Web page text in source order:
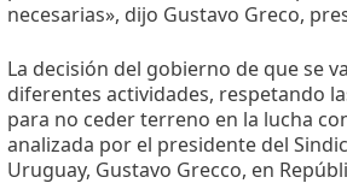
necesarias», dijo Gustavo Greco,
La decisión del gobierno de que se
diferentes actividades, respetando
para no ceder terreno en la lucha
analizada por el presidente del
Uruguay, Gustavo Grecco, en